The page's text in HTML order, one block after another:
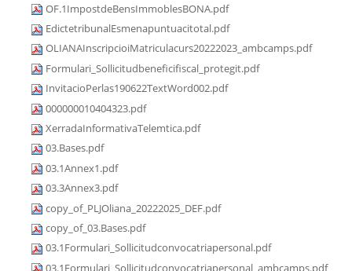
OF.1ImpostdeBensImmoblesBONA.pdf
EdictetribunalEsmenapuntuacitotal.pdf
OLIANAInscripcioiMatriculacurs20222023_ambcamps.pdf
Formulari_Sollicitudbeneficifiscal_protegit.pdf
InvitacioPerlas190622TextWord002.pdf
000000010404323.pdf
XerradaInformativaTelemtica.pdf
03.Bases.pdf
03.1Annex1.pdf
03.3Annex3.pdf
copy_of_PLJOliana_20222025_DEF.pdf
copy_of_03.Bases.pdf
03.1Formulari_Sollicitudconvocatriapersonal.pdf
03.1Formulari_Sollicitudconvocatriapersonal_ambcamps.pdf